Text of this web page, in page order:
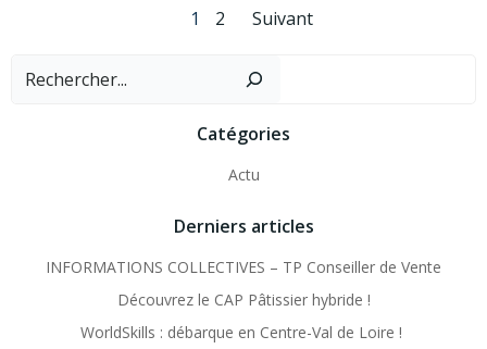
Posts
navigation
Page
1 Page
2
Posts
navigation
Suivant
Catégories
Actu
Derniers articles
INFORMATIONS COLLECTIVES – TP Conseiller de Vente
Découvrez le CAP Pâtissier hybride !
WorldSkills : débarque en Centre-Val de Loire !